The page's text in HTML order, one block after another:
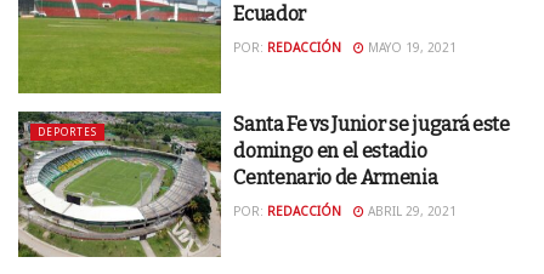
Ecuador
POR: REDACCIÓN MAYO 19, 2021
DEPORTES
Santa Fe vs Junior se jugará este
domingo en el estadio
Centenario de Armenia
POR: REDACCIÓN ABRIL 29, 2021